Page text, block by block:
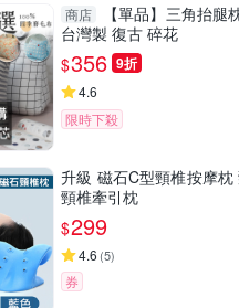
商店
【單品】三角抬腿
台灣製 復古 碎花
$356 9折
4.6
限時下殺
升級 磁石C型頸椎按摩
頸椎牽引枕
$299
4.6 (5)
券